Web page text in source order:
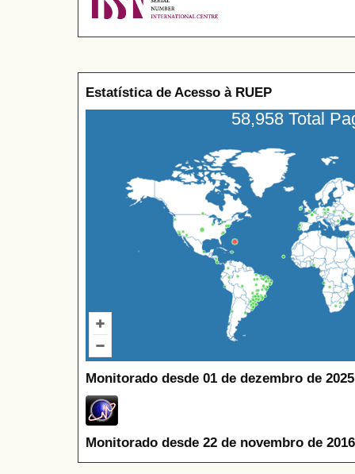
Estatística de Acesso à RUEP
58,958 Total
Monitorado desde 01 de dezembro de
Monitorado desde 22 de novembro de